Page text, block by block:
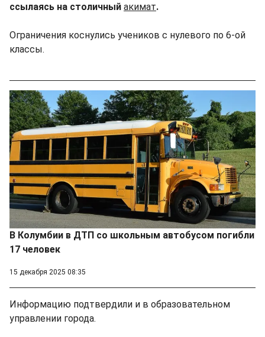
ссылаясь на столичный акимат.
Ограничения коснулись учеников с нулевого по 6-ой
классы.
В Колумбии в ДТП со школьным автобусом погибли
17 человек
15 декабря 2025 08:35
Информацию подтвердили и в образовательном
управлении города.